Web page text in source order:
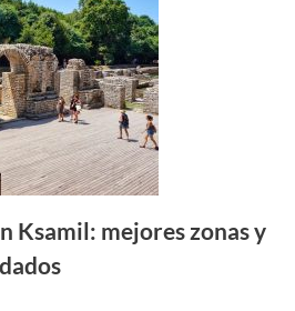
Ksamil: mejores zonas y